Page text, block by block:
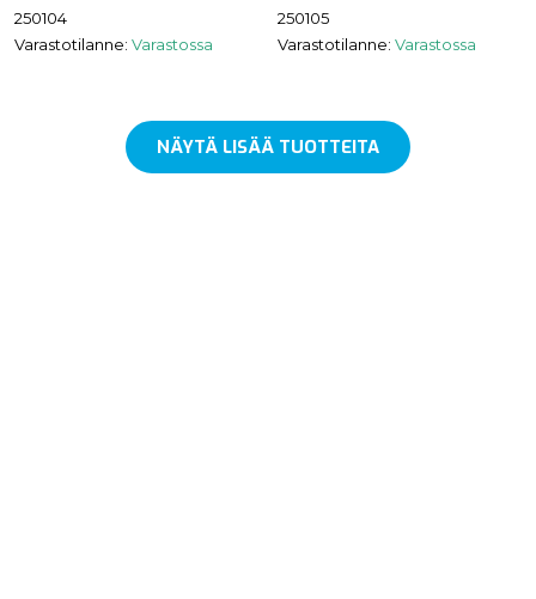
250104
Varastotilanne: Varastossa
250105
Varastotilanne: Varastossa
NÄYTÄ LISÄÄ TUOTTEITA